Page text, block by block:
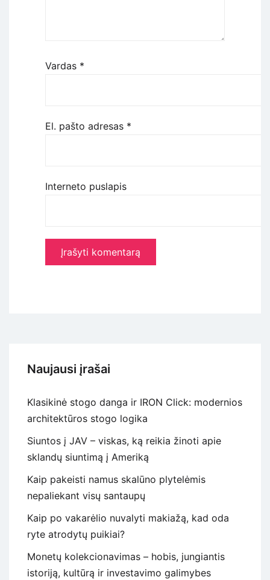
Vardas *
El. pašto adresas *
Interneto puslapis
Naujausi įrašai
Klasikinė stogo danga ir IRON Click: modernios
architektūros stogo logika
Siuntos į JAV – viskas, ką reikia žinoti apie
sklandų siuntimą į Ameriką
Kaip pakeisti namus skalūno plytelėmis
nepaliekant visų santaupų
Kaip po vakarėlio nuvalyti makiažą, kad oda
ryte atrodytų puikiai?
Monetų kolekcionavimas – hobis, jungiantis
istoriją, kultūrą ir investavimo galimybes